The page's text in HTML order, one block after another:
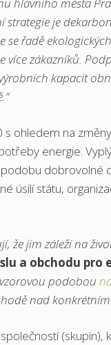
je
řadě
více zákazníků.
kapacit
ohledem na
energie.
dobrovolné
úsilí státu,
že jim záleží na
a obchodu pro
podobou
nad
(skupin),